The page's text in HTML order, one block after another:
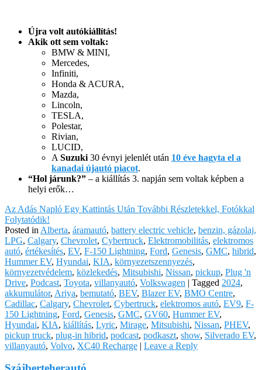
Újra volt autókiállítás!
Akik ott sem voltak:
BMW & MINI,
Mercedes,
Infiniti,
Honda & ACURA,
Mazda,
Lincoln,
TESLA,
Polestar,
Rivian,
LUCID,
A Suzuki 30 évnyi jelenlét után 10 éve hagyta el a
kanadai újautó piacot.
“Hol járunk?” – a kiállítás 3. napján sem voltak képben a
helyi erők…
Az Adás Napló Egy Kattintás Után További Részletekkel, Fotókkal
Folytatódik!
Posted in Alberta, áramautó, battery electric vehicle, benzin, gázolaj,
LPG, Calgary, Chevrolet, Cybertruck, Elektromobilitás, elektromos
autó, értékesítés, EV, F-150 Lightning, Ford, Genesis, GMC, hibrid,
Hummer EV, Hyundai, KIA, környezetszennyezés,
környezetvédelem, közlekedés, Mitsubishi, Nissan, pickup, Plug 'n
Drive, Podcast, Toyota, villanyautó, Volkswagen | Tagged 2024,
akkumulátor, Ariya, bemutató, BEV, Blazer EV, BMO Centre,
Cadillac, Calgary, Chevrolet, Cybertruck, elektromos autó, EV9, F-
150 Lightning, Ford, Genesis, GMC, GV60, Hummer EV,
Hyundai, KIA, kiállítás, Lyric, Mirage, Mitsubishi, Nissan, PHEV,
pickup truck, plug-in hibrid, podcast, podkaszt, show, Silverado EV,
villanyautó, Volvo, XC40 Recharge | Leave a Reply